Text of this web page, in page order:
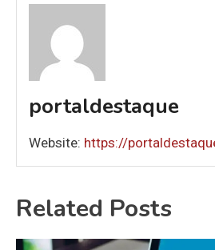
portaldestaque
Website: https://
Related Posts